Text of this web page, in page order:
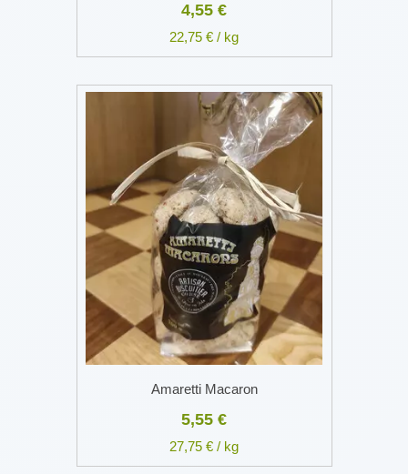
4,55 €
22,75 € / kg
Amaretti Macaron
5,55 €
27,75 € / kg